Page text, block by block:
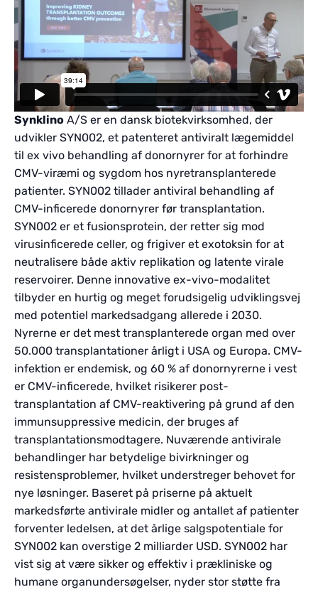
Synklino A/S er en dansk biotekvirksomhed, der
udvikler SYN002, et patenteret antiviralt lægemiddel
til ex vivo behandling af donornyrer for at forhindre
CMV-viræmi og sygdom hos nyretransplanterede
patienter. SYN002 tillader antiviral behandling af
CMV-inficerede donornyrer før transplantation.
SYN002 er et fusionsprotein, der retter sig mod
virusinficerede celler, og frigiver et exotoksin for at
neutralisere både aktiv replikation og latente virale
reservoirer. Denne innovative ex-vivo-modalitet
tilbyder en hurtig og meget forudsigelig udviklingsvej
med potentiel markedsadgang allerede i 2030.
Nyrerne er det mest transplanterede organ med over
50.000 transplantationer årligt i USA og Europa. CMV-
infektion er endemisk, og 60 % af donornyrerne i vest
er CMV-inficerede, hvilket risikerer post-
transplantation af CMV-reaktivering på grund af den
immunsuppressive medicin, der bruges af
transplantationsmodtagere. Nuværende antivirale
behandlinger har betydelige bivirkninger og
resistensproblemer, hvilket understreger behovet for
nye løsninger. Baseret på priserne på aktuelt
markedsførte antivirale midler og antallet af patienter
forventer ledelsen, at det årlige salgspotentiale for
SYN002 kan overstige 2 milliarder USD. SYN002 har
vist sig at være sikker og effektiv i prækliniske og
humane organundersøgelser, nyder stor støtte fra